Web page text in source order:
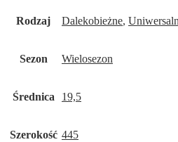
Rodzaj Dalekobieżne,
Sezon Wielosezon
Średnica 19,5
Szerokość 445